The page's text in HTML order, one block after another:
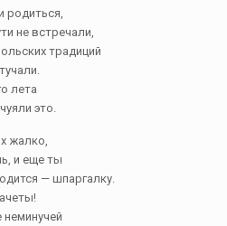
родиться,
не встречали,
традиций
лета
это.
жалко,
и еще ты
— шпаргалку.